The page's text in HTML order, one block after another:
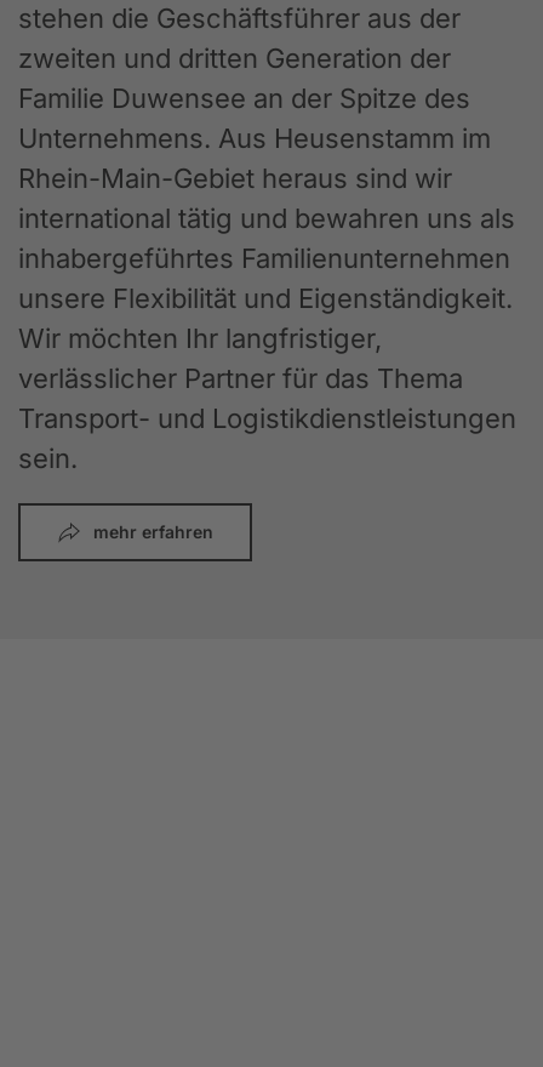
stehen die Geschäftsführer aus der
zweiten und dritten Generation der
Familie Duwensee an der Spitze des
Unternehmens. Aus Heusenstamm im
Rhein-Main-Gebiet heraus sind wir
international tätig und bewahren uns als
inhabergeführtes Familienunternehmen
unsere Flexibilität und Eigenständigkeit.
Wir möchten Ihr langfristiger,
verlässlicher Partner für das Thema
Transport- und Logistikdienstleistungen
sein.
mehr erfahren